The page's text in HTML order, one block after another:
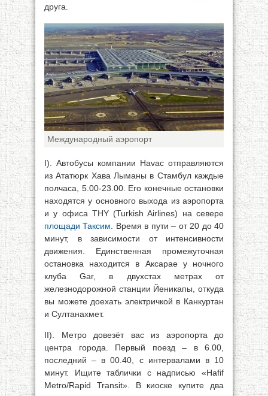
друга.
Международный аэропорт
I). Автобусы компании Havac отправляются
из Ататюрк Хава Лыманы в Стамбул каждые
полчаса, 5.00-23.00. Его конечные остановки
находятся у основного выхода из аэропорта
и у офиса THY (Turkish Airlines) на севере
площади Таксим . Время в пути – от 20 до 40
минут, в зависимости от интенсивности
движения. Единственная промежуточная
остановка находится в Аксарае у ночного
клуба Gar, в двухстах метрах от
железнодорожной станции Йеникапы, откуда
вы можете доехать электричкой в Канкуртан
и Султанахмет.
II). Метро довезёт вас из аэропорта до
центра города. Первый поезд – в 6.00,
последний – в 00.40, с интервалами в 10
минут. Ищите таблички с надписью «Hafif
Metro/Rapid Transit». В киоске купите два